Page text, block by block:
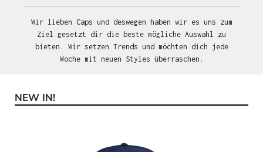
Wir lieben Caps und deswegen haben wir es uns zum
Ziel gesetzt dir die beste mögliche Auswahl zu
bieten. Wir setzen Trends und möchten dich jede
Woche mit neuen Styles überraschen.
Produktgalerie überspringen
NEW IN!